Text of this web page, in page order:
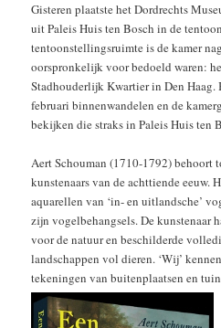
Gisteren plaatste het Dordrechts
uit Paleis Huis ten Bosch in de
tentoonstellingsruimte is de kamer
oorspronkelijk voor bedoeld waren:
Stadhouderlijk Kwartier in Den Haag.
februari binnenwandelen en de
bekijken die straks in Paleis Huis ten
Aert Schouman (1710-1792) behoort
kunstenaars van de achttiende eeuw.
aquarellen van ‘in- en uitlandsche’
zijn vogelbehangsels. De kunstenaar
voor de natuur en beschilderde
landschappen vol dieren. ‘Wij’
tekeningen van buitenplaatsen en